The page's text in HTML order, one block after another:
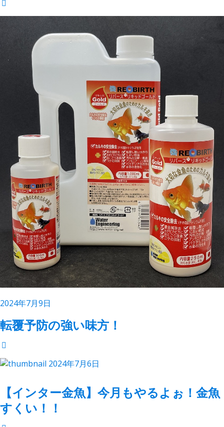
2024年7月9日
転覆予防の強い味方！
2024年7月6日
【インター金魚】今月もやるよぉ！金魚
すくい！！